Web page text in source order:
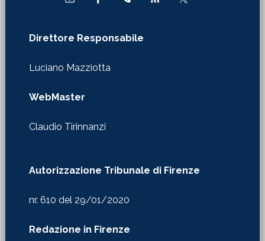
Direttore Responsabile
Luciano Mazziotta
WebMaster
Claudio Tirinnanzi
Autorizzazione Tribunale di Firenze
nr. 610 del 29/01/2020
Redazione in Firenze